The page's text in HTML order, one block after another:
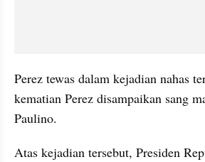
Perez tewas dalam kejadian nahas
kematian Perez disampaikan sang
Paulino.
Atas kejadian tersebut, Presiden